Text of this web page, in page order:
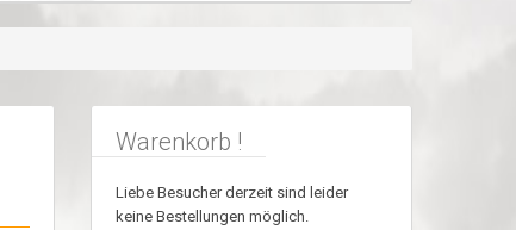
Warenkorb !
Liebe Besucher derzeit sind leider
keine Bestellungen möglich.